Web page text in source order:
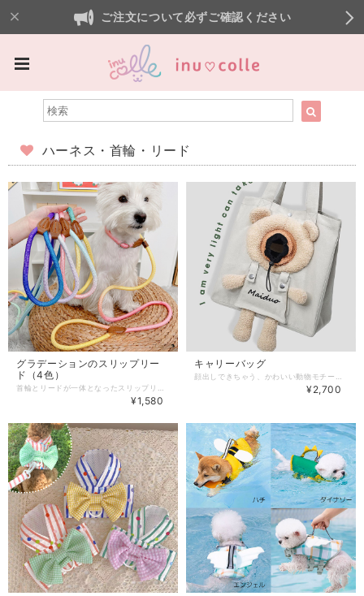
ご注文について必ずご確認ください
ハーネス・首輪・リード
グラデーションのスリップリー
ド（4色）
¥1,580
キャリーバッグ
¥2,700